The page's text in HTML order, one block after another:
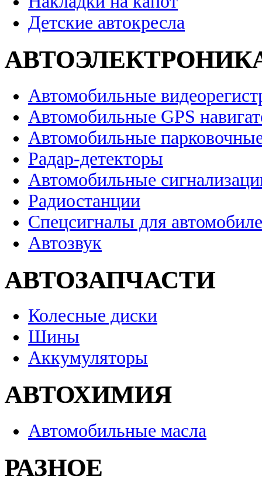
Детские автокресла
Автомобильные
Автомобильные GPS
Автомобильные
Радар-детекторы
Автомобильные
Радиостанции
Спецсигналы для
Автозвук
АВТОЗАПЧАСТИ
Колесные диски
Шины
Аккумуляторы
АВТОХИМИЯ
Автомобильные масла
РАЗНОЕ